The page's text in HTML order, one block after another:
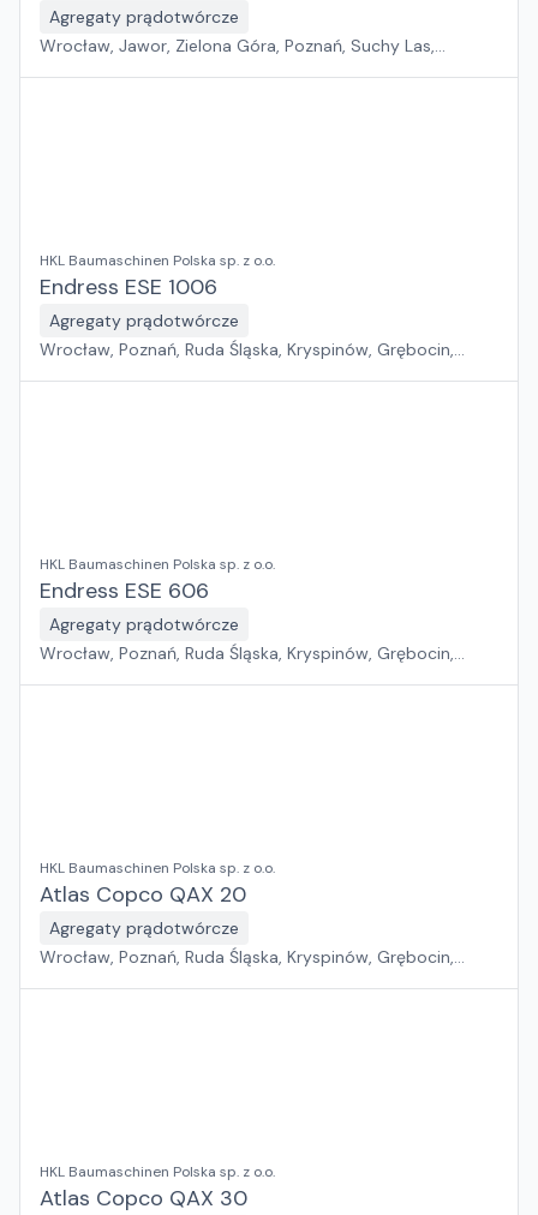
Agregaty prądotwórcze
Wrocław, Jawor, Zielona Góra, Poznań, Suchy Las,
HKL Baumaschinen Polska sp. z o.o.
Endress ESE 1006
Agregaty prądotwórcze
Wrocław, Poznań, Ruda Śląska, Kryspinów, Grębocin,
HKL Baumaschinen Polska sp. z o.o.
Endress ESE 606
Agregaty prądotwórcze
Wrocław, Poznań, Ruda Śląska, Kryspinów, Grębocin,
HKL Baumaschinen Polska sp. z o.o.
Atlas Copco QAX 20
Agregaty prądotwórcze
Wrocław, Poznań, Ruda Śląska, Kryspinów, Grębocin,
HKL Baumaschinen Polska sp. z o.o.
Atlas Copco QAX 30